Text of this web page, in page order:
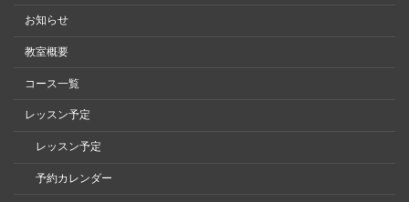
お知らせ
教室概要
コース一覧
レッスン予定
レッスン予定
予約カレンダー